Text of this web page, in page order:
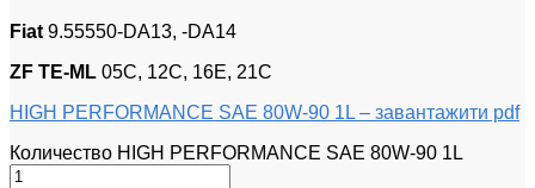
Fiat 9.55550-DA13, -DA14
ZF TE-ML 05C, 12C, 16E, 21C
HIGH PERFORMANCE SAE 80W-90 1L – завантажити pdf
Количество HIGH PERFORMANCE SAE 80W-90 1L